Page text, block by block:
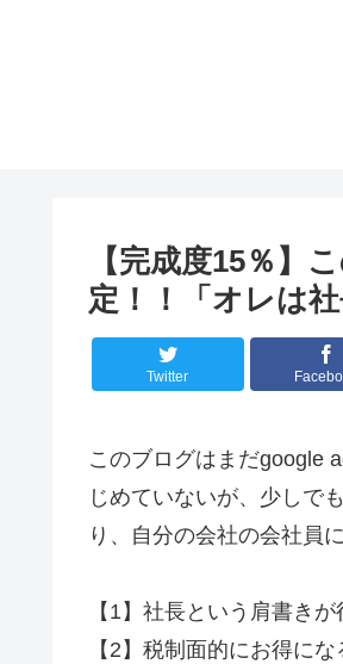
【完成度15％】
定！！「オレは
Twitter
このブログはまだgoogle
じめていないが、少しで
り、自分の会社の会社員
【1】社長という肩書きが
【2】税制面的にお得にな